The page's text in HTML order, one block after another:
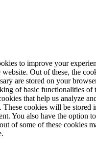
to improve your
Out of these, the
are stored on your
of basic functionalities of
that help us analyze
These cookies will be stored
You also have the option
of some of these cookies